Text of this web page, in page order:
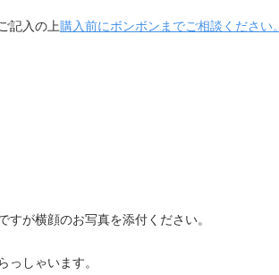
記入の上購入前にボンボンまでご相談ください。
が横顔のお写真を添付ください。
しゃいます。